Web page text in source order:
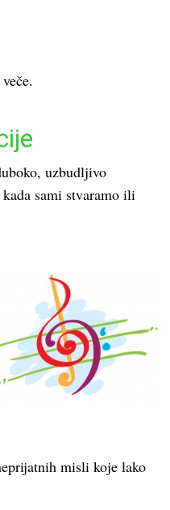
uzbudljivo
sami stvaramo ili
misli koje lako